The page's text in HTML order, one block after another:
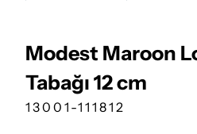
Modest Maroon
Tabağı 12 cm
13001-111812